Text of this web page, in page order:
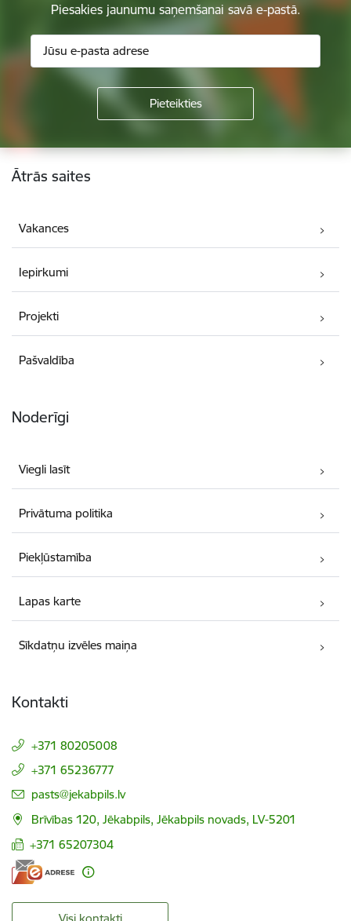
Piesakies jaunumu saņemšanai savā e-pastā.
Kājene
Ātrās saites
Vakances
Iepirkumi
Projekti
Pašvaldība
Noderīgi
Viegli lasīt
Privātuma politika
Piekļūstamība
Lapas karte
Sīkdatņu izvēles maiņa
Kontakti
+371 80205008
+371 65236777
E-pasts:
pasts@jekabpils.lv
Brīvības 120, Jēkabpils, Jēkabpils novads, LV-5201
+371 65207304